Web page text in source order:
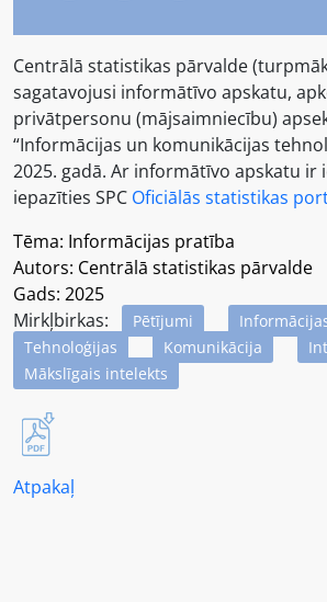
Centrālā statistikas pārvalde (turpmāk
sagatavojusi informātīvo apskatu,
privātpersonu (mājsaimniecību)
“Informācijas un komunikācijas
2025. gadā. Ar informātīvo apskatu ir
iepazīties SPC Oficiālās statistikas
Tēma: Informācijas pratība
Autors: Centrālā statistikas pārvalde
Gads: 2025
Mirkļbirkas:
Pētījumi
Tehnoloģijas
Komunikācija
Mākslīgais intelekts
Atpakaļ